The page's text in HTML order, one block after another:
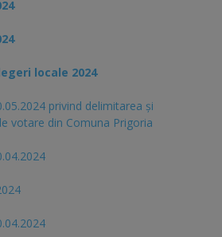
locale 2024
privind delimitarea și
votare din Comuna Prigoria